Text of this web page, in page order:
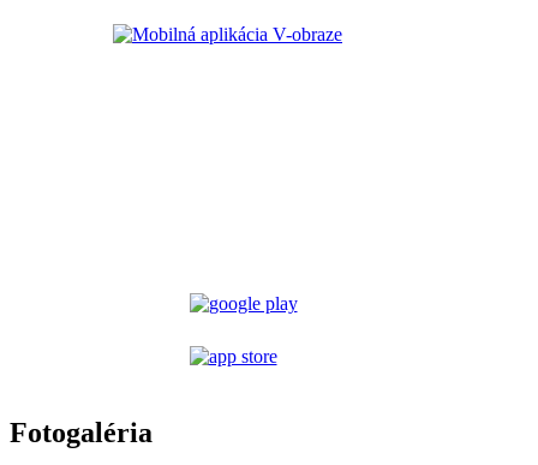
Fotogaléria